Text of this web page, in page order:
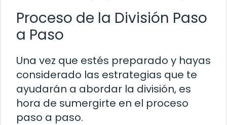
Proceso de la División Paso
a Paso
Una vez que estés preparado y hayas
considerado las estrategias que te
ayudarán a abordar la división, es
hora de sumergirte en el proceso
paso a paso.